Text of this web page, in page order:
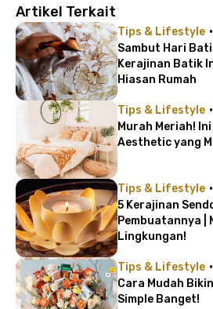
Artikel Terkait
Tips & Lifestyle ·
Sambut Hari
Kerajinan Batik
Hiasan Rumah
Tips & Lifestyle ·
Murah Meriah!
Aesthetic yang
Tips & Lifestyle ·
5 Kerajinan
Pembuatannya |
Lingkungan!
Tips & Lifestyle ·
Cara Mudah
Simple Banget!